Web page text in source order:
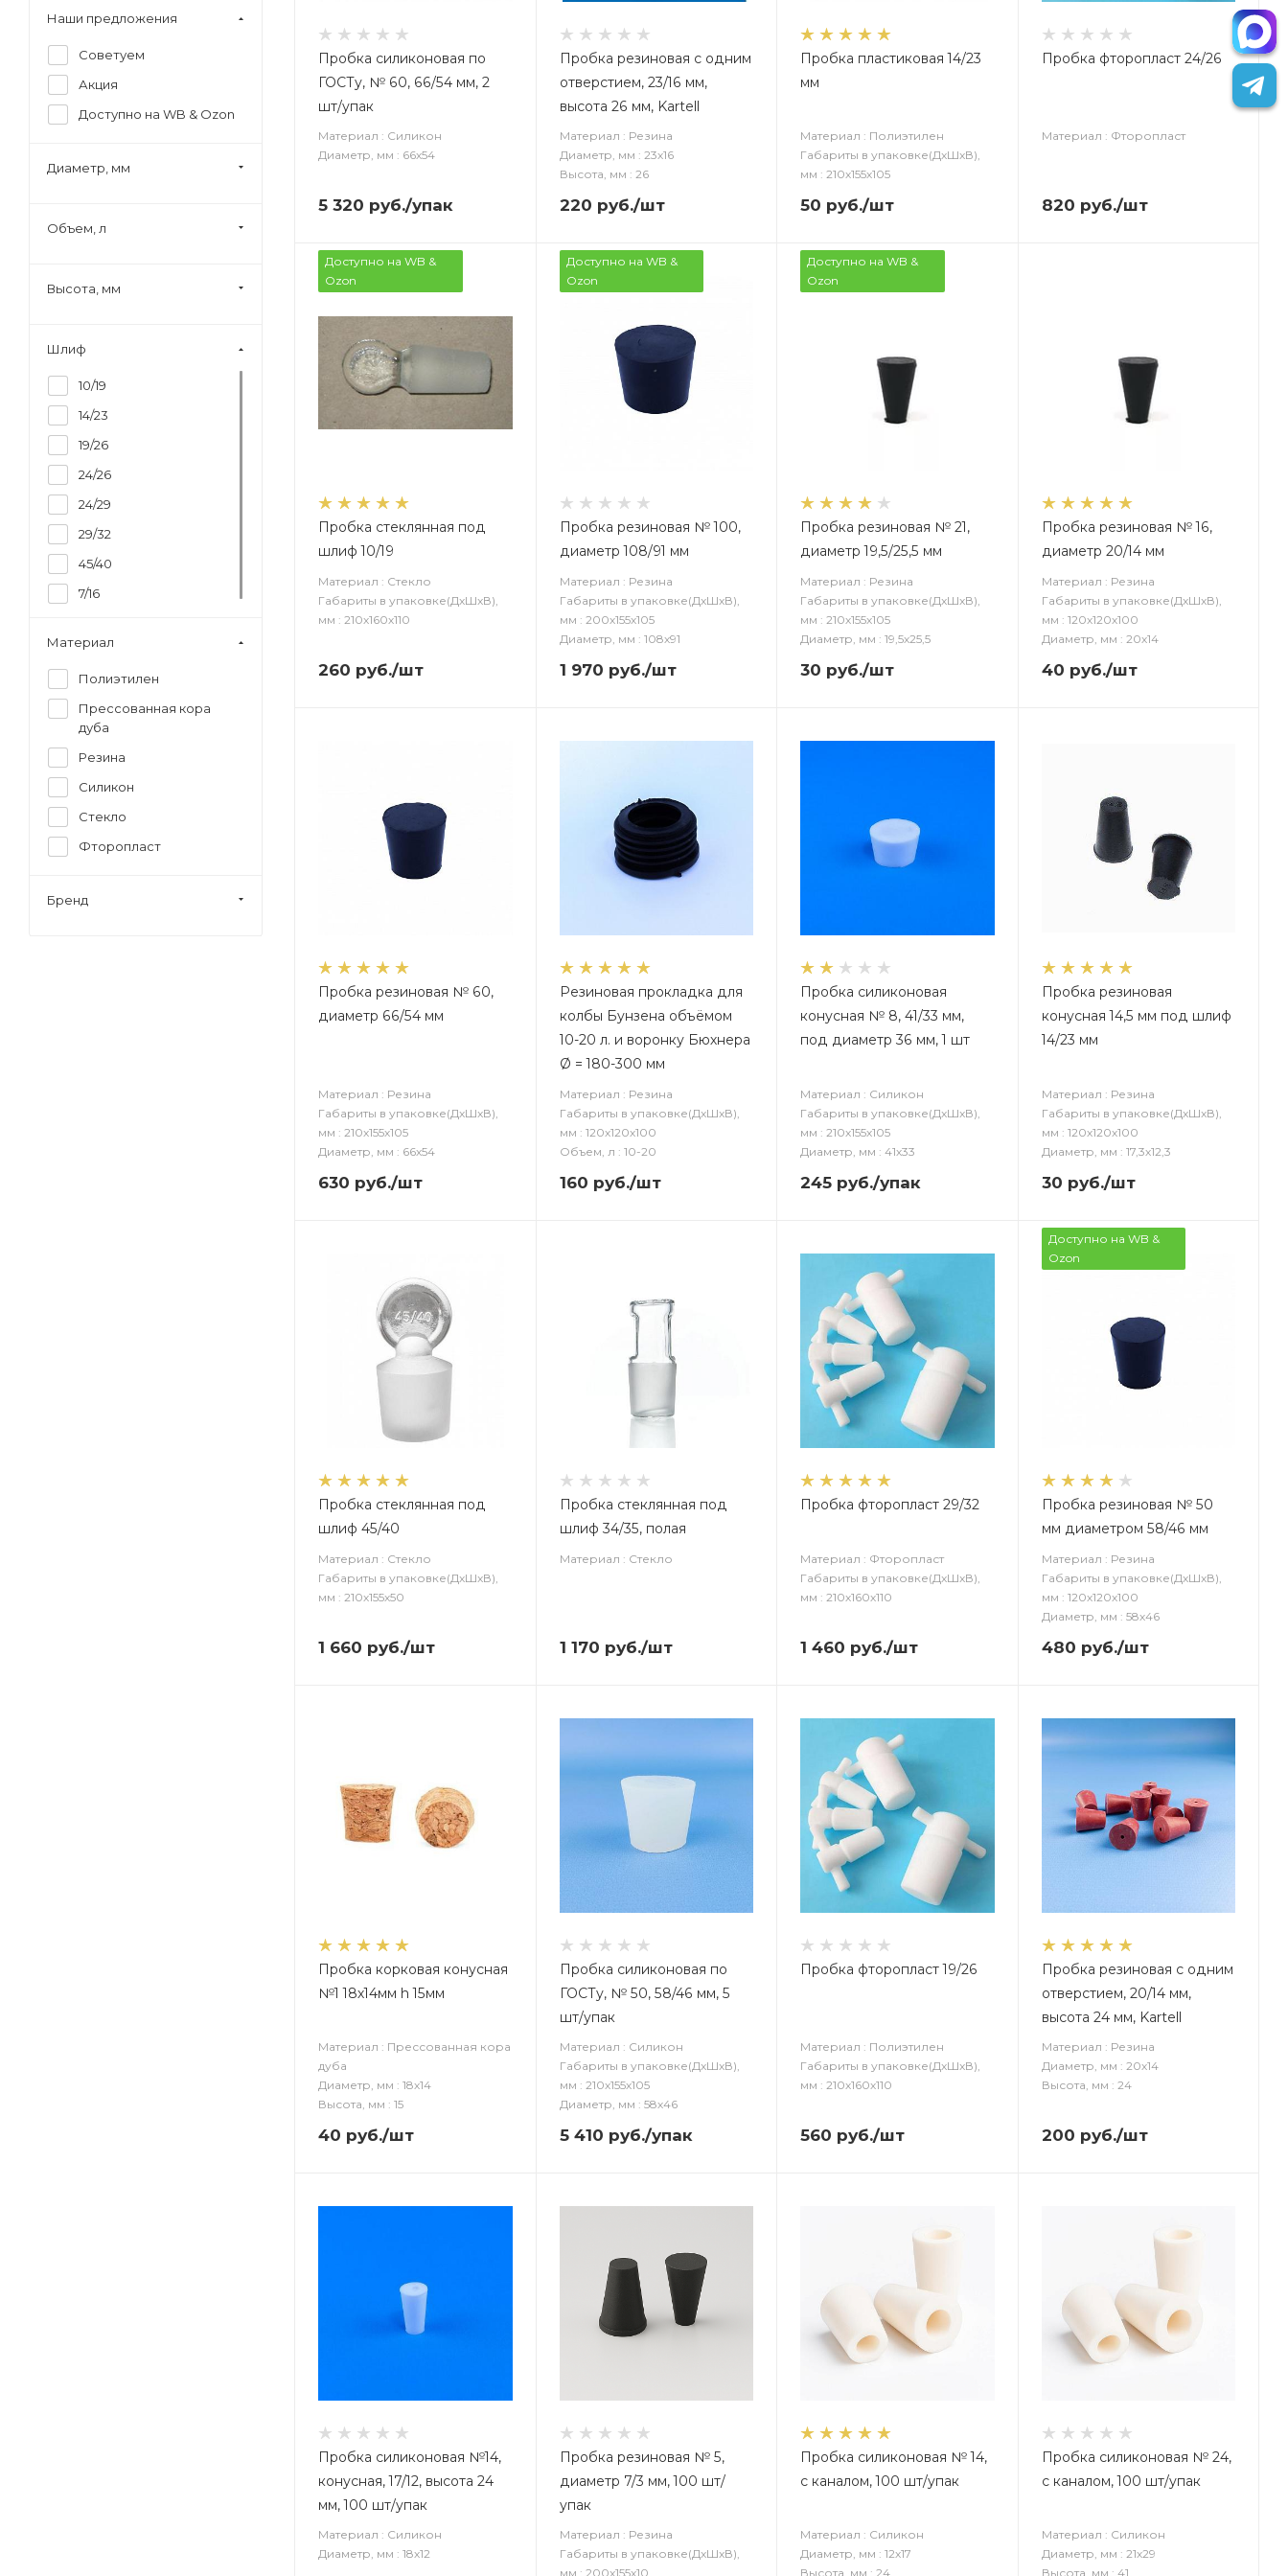
Пробка силиконовая по
ГОСТу, № 60, 66/54 мм, 2
шт/упак
Материал : Силикон
Диаметр, мм : 66х54
5 320 руб./упак
Пробка резиновая с одним
отверстием, 23/16 мм,
высота 26 мм, Kartell
Материал : Резина
Диаметр, мм : 23х16
Высота, мм : 26
220 руб./шт
Пробка пластиковая 14/23
мм
Материал : Полиэтилен
Габариты в упаковке(ДxШxВ),
мм : 210х155х105
50 руб./шт
Пробка фторопласт 24/26
Материал : Фторопласт
820 руб./шт
Доступно на WB &
Ozon
Пробка стеклянная под
шлиф 10/19
Материал : Стекло
Габариты в упаковке(ДxШxВ),
мм : 210х160х110
260 руб./шт
Доступно на WB &
Ozon
Пробка резиновая № 100,
диаметр 108/91 мм
Материал : Резина
Габариты в упаковке(ДxШxВ),
мм : 200х155х105
Диаметр, мм : 108х91
1 970 руб./шт
Доступно на WB &
Ozon
Пробка резиновая № 21,
диаметр 19,5/25,5 мм
Материал : Резина
Габариты в упаковке(ДxШxВ),
мм : 210х155х105
Диаметр, мм : 19,5х25,5
30 руб./шт
Пробка резиновая № 16,
диаметр 20/14 мм
Материал : Резина
Габариты в упаковке(ДxШxВ),
мм : 120х120х100
Диаметр, мм : 20х14
40 руб./шт
Пробка резиновая № 60,
диаметр 66/54 мм
Материал : Резина
Габариты в упаковке(ДxШxВ),
мм : 210х155х105
Диаметр, мм : 66х54
630 руб./шт
Резиновая прокладка для
колбы Бунзена объёмом
10-20 л. и воронку Бюхнера
Ø = 180-300 мм
Материал : Резина
Габариты в упаковке(ДxШxВ),
мм : 120х120х100
Объем, л : 10-20
160 руб./шт
Пробка силиконовая
конусная № 8, 41/33 мм,
под диаметр 36 мм, 1 шт
Материал : Силикон
Габариты в упаковке(ДxШxВ),
мм : 210х155х105
Диаметр, мм : 41х33
245 руб./упак
Пробка резиновая
конусная 14,5 мм под шлиф
14/23 мм
Материал : Резина
Габариты в упаковке(ДxШxВ),
мм : 120х120х100
Диаметр, мм : 17,3х12,3
30 руб./шт
Пробка стеклянная под
шлиф 45/40
Материал : Стекло
Габариты в упаковке(ДxШxВ),
мм : 210х155х50
1 660 руб./шт
Пробка стеклянная под
шлиф 34/35, полая
Материал : Стекло
1 170 руб./шт
Пробка фторопласт 29/32
Материал : Фторопласт
Габариты в упаковке(ДxШxВ),
мм : 210х160х110
1 460 руб./шт
Доступно на WB &
Ozon
Пробка резиновая № 50
мм диаметром 58/46 мм
Материал : Резина
Габариты в упаковке(ДxШxВ),
мм : 120х120х100
Диаметр, мм : 58х46
480 руб./шт
Пробка корковая конусная
№1 18х14мм h 15мм
Материал : Прессованная кора
дуба
Диаметр, мм : 18х14
Высота, мм : 15
40 руб./шт
Пробка силиконовая по
ГОСТу, № 50, 58/46 мм, 5
шт/упак
Материал : Силикон
Габариты в упаковке(ДxШxВ),
мм : 210х155х105
Диаметр, мм : 58х46
5 410 руб./упак
Пробка фторопласт 19/26
Материал : Полиэтилен
Габариты в упаковке(ДxШxВ),
мм : 210х160х110
560 руб./шт
Пробка резиновая с одним
отверстием, 20/14 мм,
высота 24 мм, Kartell
Материал : Резина
Диаметр, мм : 20х14
Высота, мм : 24
200 руб./шт
Пробка силиконовая №14,
конусная, 17/12, высота 24
мм, 100 шт/упак
Материал : Силикон
Диаметр, мм : 18х12
Пробка резиновая № 5,
диаметр 7/3 мм, 100 шт/
упак
Материал : Резина
Габариты в упаковке(ДxШxВ),
мм : 200x155x10
Пробка силиконовая № 14,
с каналом, 100 шт/упак
Материал : Силикон
Диаметр, мм : 12х17
Высота, мм : 24
Пробка силиконовая № 24,
с каналом, 100 шт/упак
Материал : Силикон
Диаметр, мм : 21х29
Высота, мм : 41
Наши предложения
Советуем
Акция
Доступно на WB & Ozon
Диаметр, мм
Объем, л
Высота, мм
Шлиф
10/19
14/23
19/26
24/26
24/29
29/32
45/40
7/16
Материал
Полиэтилен
Прессованная кора
дуба
Резина
Силикон
Стекло
Фторопласт
Бренд